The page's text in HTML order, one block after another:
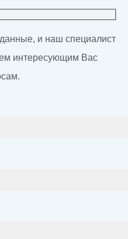
и наш специалист
интересующим Вас